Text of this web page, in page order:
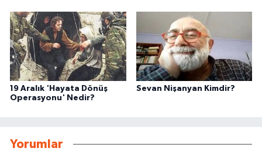
19 Aralık 'Hayata Dönüş
Operasyonu' Nedir?
Sevan Nişanyan Kimdir?
Yorumlar